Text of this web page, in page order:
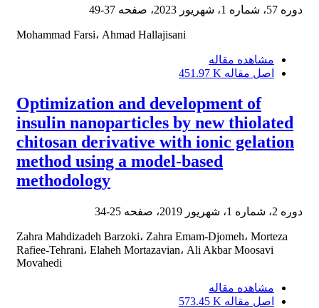
دوره 57، شماره 1، شهریور 2023، صفحه 37-49
Mohammad Farsi، Ahmad Hallajisani
مشاهده مقاله
اصل مقاله 451.97 K
Optimization and development of
insulin nanoparticles by new thiolated
chitosan derivative with ionic gelation
method using a model-based
methodology
دوره 2، شماره 1، شهریور 2019، صفحه 25-34
Zahra Mahdizadeh Barzoki، Zahra Emam-Djomeh، Morteza
Rafiee-Tehrani، Elaheh Mortazavian، Ali Akbar Moosavi
Movahedi
مشاهده مقاله
اصل مقاله 573.45 K